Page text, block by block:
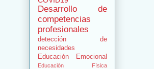
Desarrollo de
competencias
profesionales
detección de
necesidades
Educación Emocional
Educación Física